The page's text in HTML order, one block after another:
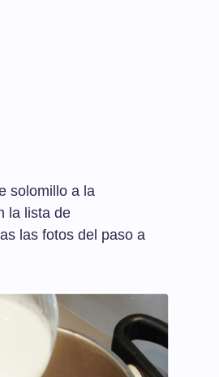
solomillo a la
la lista de
las fotos del paso a